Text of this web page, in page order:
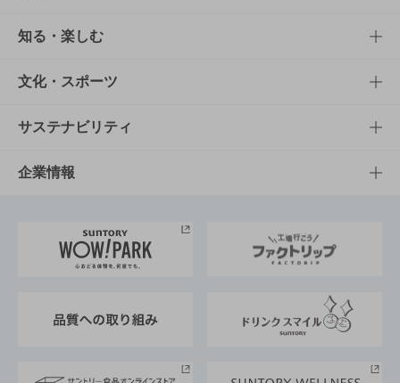
商品TOP
商品一覧
商品発売情報
栄養成分一覧
知る・楽しむ
知る・楽しむTOP
キャンペーン
工場見学
地域情報
文化・スポーツ
文化・スポーツTOP
サントリーホール
サントリーサンバーズ大阪
サステナビリティ
サステナビリティTOP
サントリーが考えるサステナビリティ経営
企業情報
企業概要